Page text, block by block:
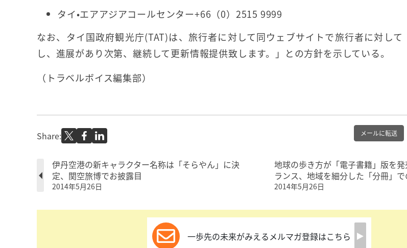
タイ•エアアジアコールセンター+66（0）2515 9999
なお、タイ国政府観光庁(TAT)は、旅行者に対して同ウェブサイトで旅行者に対して
し、進展があり次第、継続して更新情報提供致します。」との方針を示している。
（トラベルボイス編集部）
Share: メールに転送
伊丹空港の新キャラクター名称は「そらやん」に決
定、関空旅博でお披露目
2014年5月26日
地球の歩き方が「電子書籍」版を
ランス、地域を細分した「分冊」
2014年5月26日
一歩先の未来がみえるメルマガ登録はこちら